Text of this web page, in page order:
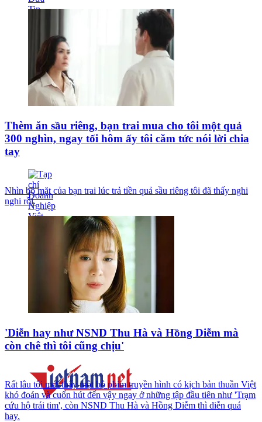
Thèm ăn sầu riêng, bạn trai mua cho tôi một quả
300 nghìn, ngay tối hôm ấy tôi căm tức nói lời chia
tay
Nhìn bộ mặt của bạn trai lúc trả tiền quả sầu riêng tôi đã thấy nghi
nghi rồi.
'Diễn hay như NSND Thu Hà và Hồng Diễm mà
còn chê thì tôi cũng chịu'
Rất lâu tôi mới thấy một bộ phim truyền hình có kịch bản thuần Việt
khó đoán và cuốn hút đến vậy ngay ở những tập đầu tiên như 'Trạm
cứu hộ trái tim', còn NSND Thu Hà và Hồng Diễm thì diễn quá
hay.